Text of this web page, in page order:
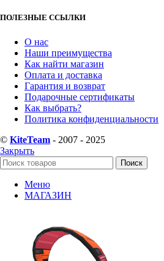
ПОЛЕЗНЫЕ ССЫЛКИ
О нас
Наши преимущества
Как найти магазин
Оплата и доставка
Гарантия и возврат
Подарочные сертификаты
Как выбрать?
Политика конфиденциальности
© KiteTeam - 2007 - 2025
Закрыть
Поиск
Меню
МАГАЗИН